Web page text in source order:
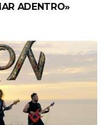
ADENTRO»